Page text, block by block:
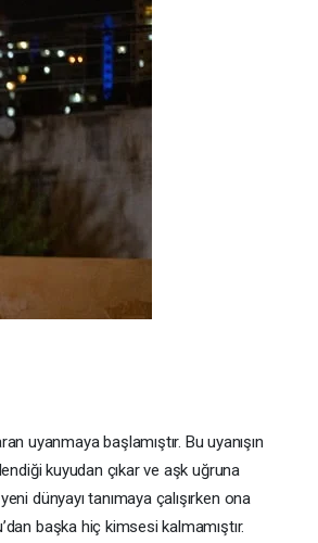
uyanmaya başlamıştır. Bu uyanışın
kuyudan çıkar ve aşk uğruna
dünyayı tanımaya çalışırken ona
başka hiç kimsesi kalmamıştır.